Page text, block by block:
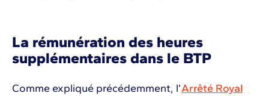
La rémunération des heures
supplémentaires dans le BTP
Comme expliqué précédemment, l’Arrêté Royal